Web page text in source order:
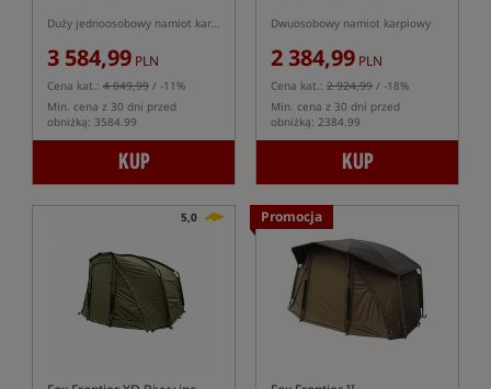
Duży jednoosobowy namiot karpiowy
3 584,99 PLN
Cena kat.: 4 049,99 / -11%
Min. cena z 30 dni przed
obniżką: 3584.99
KUP
Dwuosobowy namiot karpiowy
2 384,99 PLN
Cena kat.: 2 924,99 / -18%
Min. cena z 30 dni przed
obniżką: 2384.99
KUP
5,0 Promocja